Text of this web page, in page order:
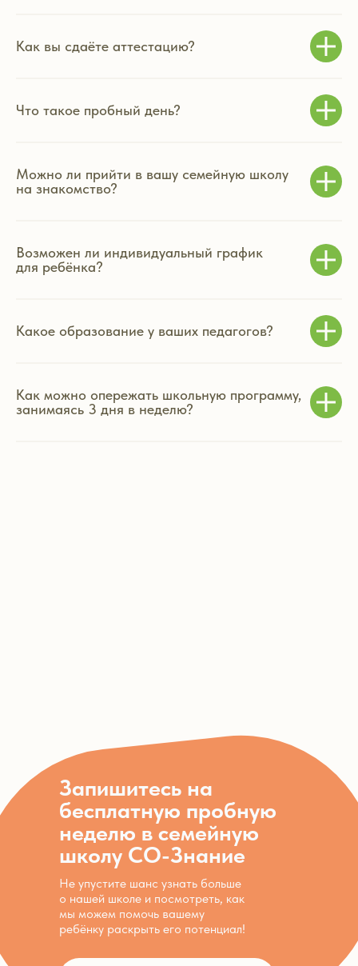
Как вы сдаёте аттестацию?
Что такое пробный день?
Можно ли прийти в вашу семейную школу
на знакомство?
Возможен ли индивидуальный график
для ребёнка?
Какое образование у ваших педагогов?
Как можно опережать школьную программу,
занимаясь 3 дня в неделю?
Запишитесь на
бесплатную пробную
неделю в семейную
школу СО-Знание
Не упустите шанс узнать больше
о нашей школе и посмотреть, как
мы можем помочь вашему
ребёнку раскрыть его потенциал!